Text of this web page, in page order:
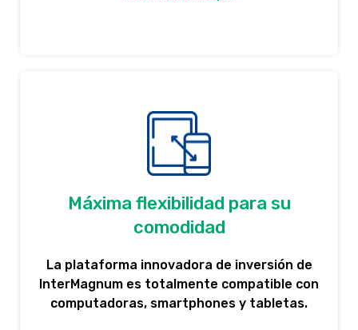
Máxima flexibilidad para su
comodidad
La plataforma innovadora de inversión de
InterMagnum es totalmente compatible con
computadoras, smartphones y tabletas.